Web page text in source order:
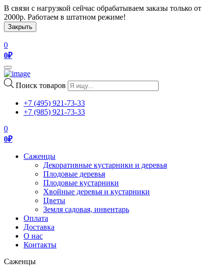
В связи с нагрузкой сейчас обрабатываем заказы только от
2000р. Работаем в штатном режиме!
Закрыть
0
0₽
Toggle
navigation
Поиск товаров
+7 (495) 921-73-33
+7 (985) 921-73-33
0
0₽
Саженцы
Декоративные кустарники и деревья
Плодовые деревья
Плодовые кустарники
Хвойные деревья и кустарники
Цветы
Земля садовая, инвентарь
Оплата
Доставка
О нас
Контакты
Саженцы